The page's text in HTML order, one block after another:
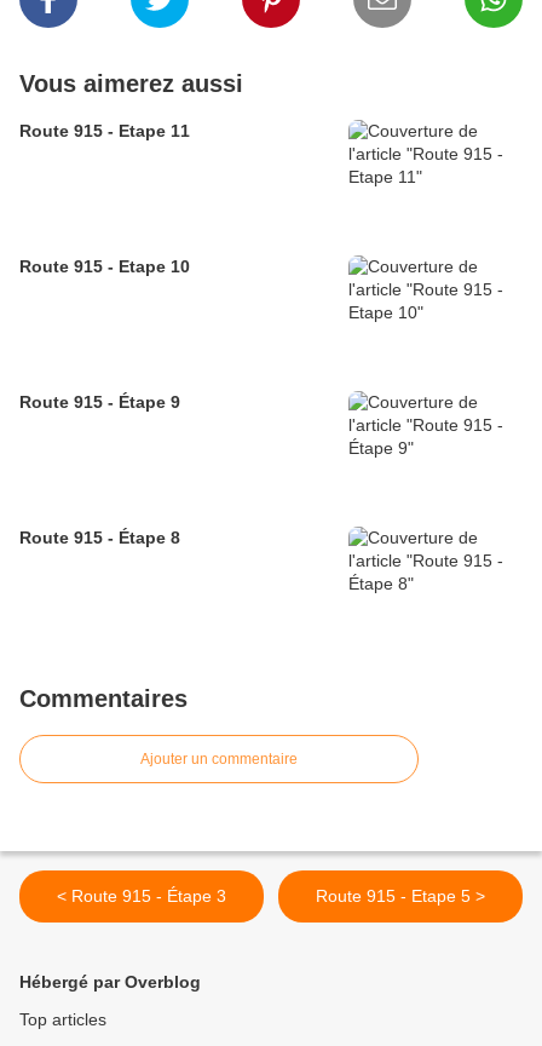
Vous aimerez aussi
Route 915 - Etape 11
Route 915 - Etape 10
Route 915 - Étape 9
Route 915 - Étape 8
Commentaires
Ajouter un commentaire
< Route 915 - Étape 3 Route 915 - Etape 5 >
Hébergé par Overblog
Top articles